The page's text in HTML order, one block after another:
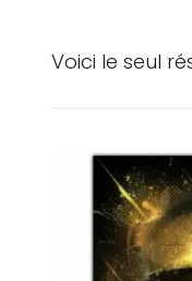
Voici le seul